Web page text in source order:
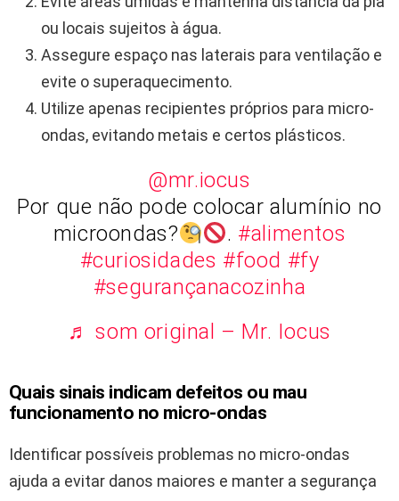
ou locais sujeitos à água.
Assegure espaço nas laterais para ventilação e
evite o superaquecimento.
Utilize apenas recipientes próprios para micro-
ondas, evitando metais e certos plásticos.
@mr.iocus
Por que não pode colocar alumínio no
microondas?
. #alimentos
#curiosidades #food #fy
#segurançanacozinha
♬ som original – Mr. Iocus
Quais sinais indicam defeitos ou mau
funcionamento no micro-ondas
Identificar possíveis problemas no micro-ondas
ajuda a evitar danos maiores e manter a segurança